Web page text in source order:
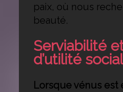
paix, où nous
beauté.
Serviabilité
d’utilité
Lorsque vénus est